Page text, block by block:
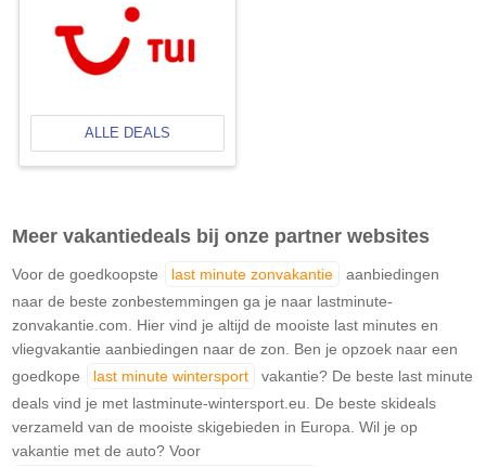
ALLE DEALS
Meer vakantiedeals bij onze partner websites
Voor de goedkoopste last minute zonvakantie
aanbiedingen
naar de beste zonbestemmingen ga je naar lastminute-
zonvakantie.com. Hier vind je altijd de mooiste last minutes en
vliegvakantie aanbiedingen naar de zon. Ben je opzoek naar een
goedkope
last minute wintersport
vakantie? De beste last minute
deals vind je met lastminute-wintersport.eu. De beste skideals
verzameld van de mooiste skigebieden in Europa. Wil je op
vakantie met de auto? Voor